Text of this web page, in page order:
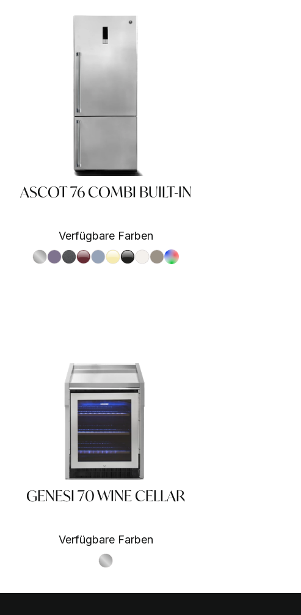
ASCOT 76 COMBI BUILT-IN
Verfügbare Farben
S.Steel SS
Ametista AA
Antracite AN
Bordeaux BR
Celeste CE
Crema CR
Nero BA
Nuvola NA
Sabbia SA
RAL
GENESI 70 WINE CELLAR
Verfügbare Farben
S.Steel SS